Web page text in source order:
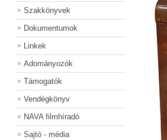
Szakkönyvek
Dokumentumok
Linkek
Adományozók
Támogatók
Vendégkönyv
NAVA filmhíradó
Sajtó - média